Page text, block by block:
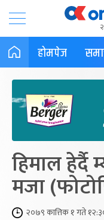
होमपेज
हिमाल हेर्दै
मजा
२०७९ कात्तिक १ गते